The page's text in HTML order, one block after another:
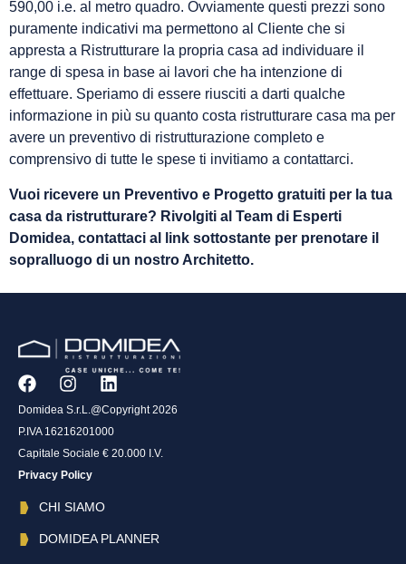
590,00 i.e. al metro quadro. Ovviamente questi prezzi sono
puramente indicativi ma permettono al Cliente che si
appresta a Ristrutturare la propria casa ad individuare il
range di spesa in base ai lavori che ha intenzione di
effettuare. Speriamo di essere riusciti a darti qualche
informazione in più su quanto costa ristrutturare casa ma per
avere un preventivo di ristrutturazione completo e
comprensivo di tutte le spese ti invitiamo a contattarci.
Vuoi ricevere un Preventivo e Progetto gratuiti per la tua
casa da ristrutturare? Rivolgiti al Team di Esperti
Domidea, contattaci al link sottostante per prenotare il
sopralluogo di un nostro Architetto.
Domidea S.r.L.@Copyright 2026
P.IVA 16216201000
Capitale Sociale € 20.000 I.V.
Privacy Policy
CHI SIAMO
DOMIDEA PLANNER